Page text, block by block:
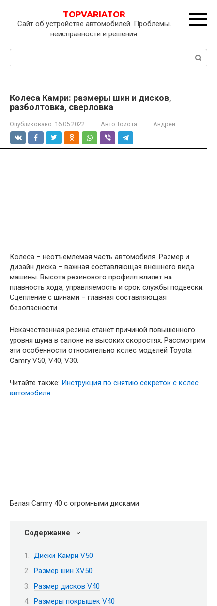
контенту
TOPVARIATOR
Сайт об устройстве автомобилей. Проблемы,
неисправности и решения.
Поиск:
Колеса Камри: размеры шин и дисков,
разболтовка, сверловка
Опубликовано: 16.05.2022 Авто Тойота Андрей
Колеса – неотъемлемая часть автомобиля. Размер и
дизайн диска – важная составляющая внешнего вида
машины. Высота резинового профиля влияет на
плавность хода, управляемость и срок службы подвески.
Сцепление с шинами – главная составляющая
безопасности.
Некачественная резина станет причиной повышенного
уровня шума в салоне на высоких скоростях. Рассмотрим
эти особенности относительно колес моделей Toyota
Camry V50, V40, V30.
Читайте также: Инструкция по снятию секреток с колес
автомобиля
Белая Camry 40 с огромными дисками
Содержание
Диски Камри V50
Размер шин XV50
Размер дисков V40
Размеры покрышек V40